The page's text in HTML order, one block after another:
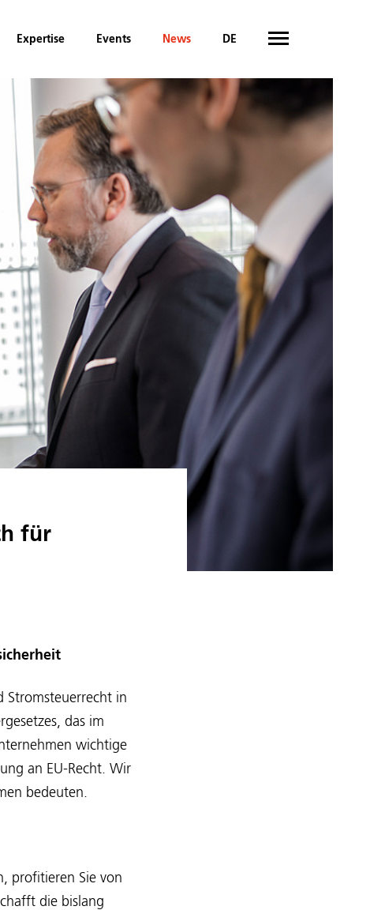
Expertise Events News DE
für
Stromsteuerrecht in
das im
wichtige
an EU-Recht. Wir
bedeuten.
profitieren Sie von
die bislang